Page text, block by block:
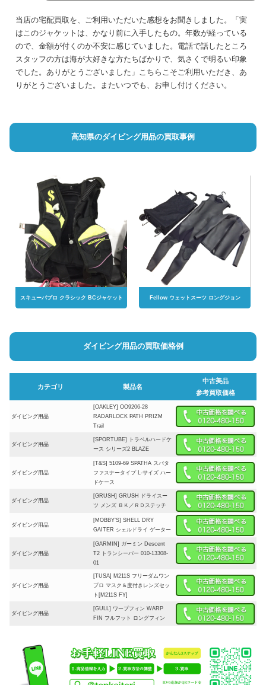
当店の宅配買取を、ご利用いただいた感想をお聞きしました。「実
はこのジャケットは、かなり前に入手したもの。年数が経っている
ので、金額が付くのか不安に感じていました。電話で話したところ
スタッフの方は海が大好きな方たちばかりで、気さくで明るい印象
でした。ありがとうございました」こちらこそご利用いただき、あ
りがとうございました。またいつでも、お申し付けください。
高知県のダイビング用品の買取事例
スキューバプロ クラシック BCジャケット Fellow ウェットスーツ ロングジョン
ダイビング用品の買取価格例
カテゴリ 製品名
中古美品
参考買取価格
ダイビング用品
[OAKLEY] OO9206-28
RADARLOCK PATH PRIZM
Trail
ダイビング用品
[SPORTUBE] トラベルハードケ
ース シリーズ2 BLAZE
ダイビング用品
[T&S] 5109-69 SPATHA スパタ
ファスナータイプ L-サイズ ハー
ドケース
ダイビング用品
[GRUSH] GRUSH ドライスー
ツ メンズ ＢＫ／ＲＤステッチ
ダイビング用品
[MOBBY’S] SHELL DRY
GAITER シェルドライ ゲーター
ダイビング用品
[GARMIN] ガーミン Descent
T2 トランシーバー 010-13308-
01
ダイビング用品
[TUSA] M211S フリーダムワン
プロ マスク＆度付きレンズセッ
ト[M211S FY]
ダイビング用品
[GULL] ワープフィン WARP
FIN フルフット ロングフィン